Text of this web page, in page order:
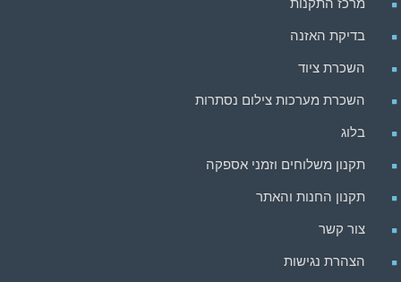
מרכז התקנות
בדיקת האזנה
השכרת ציוד
השכרת מערכות צילום נסתרות
בלוג
תקנון משלוחים וזמני אספקה
תקנון החנות והאתר
צור קשר
הצהרת נגישות